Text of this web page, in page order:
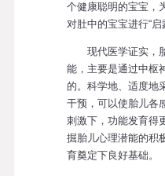
个健康聪明的宝宝，
对肚中的宝宝进行“启
现代医学证实，胎
能，主要是通过中枢
的。科学地、适度地
干预，可以使胎儿各
刺激下，功能发育得
掘胎儿心理潜能的积
育奠定下良好基础。